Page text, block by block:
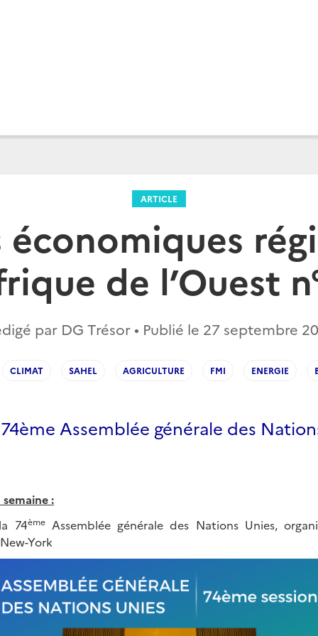
ARTICLE
économiques
de l’Ouest
par DG Trésor • Publié le 27 septembre
CLIMAT SAHEL AGRICULTURE FMI ENERGIE
Assemblée générale des
:
74èmeAssemblée générale des Nations Unies,
York